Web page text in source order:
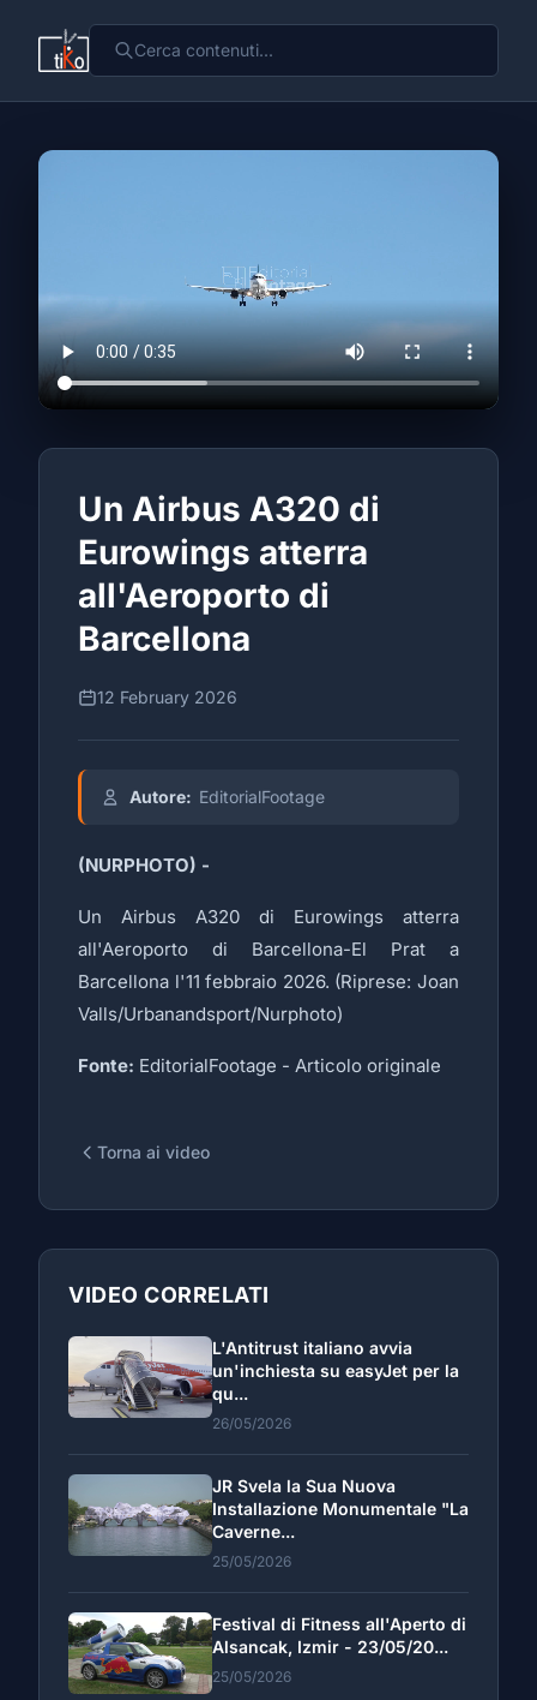
Un Airbus A320 di
Eurowings atterra
all'Aeroporto di
Barcellona
12 February 2026
Autore: EditorialFootage
(NURPHOTO) -
Un Airbus A320 di Eurowings atterra
all'Aeroporto di Barcellona-El Prat a
Barcellona l'11 febbraio 2026. (Riprese: Joan
Valls/Urbanandsport/Nurphoto)
Fonte: EditorialFootage - Articolo originale
Torna ai video
VIDEO CORRELATI
L'Antitrust italiano avvia
un'inchiesta su easyJet per la
qu...
26/05/2026
JR Svela la Sua Nuova
Installazione Monumentale "La
Caverne...
25/05/2026
Festival di Fitness all'Aperto di
Alsancak, Izmir - 23/05/20...
25/05/2026